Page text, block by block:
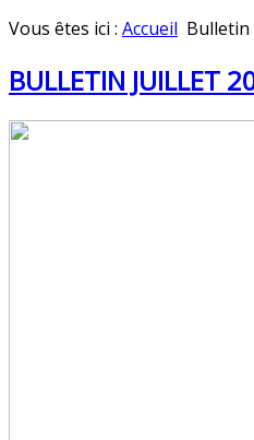
Vous êtes ici : Accueil Bulletin
BULLETIN JUILLET